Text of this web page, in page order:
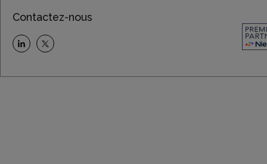
Contactez-nous